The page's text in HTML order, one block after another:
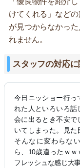
けてくれる」など
が見つからなかっ
れません。
スタッフの対応
今日ニッショー行っ
れた人といろいろ話
会に出るとき不安で
いてしまった。見た
そんなに変わらな
ら、10歳違ったｗ
フレッシュな感じ大